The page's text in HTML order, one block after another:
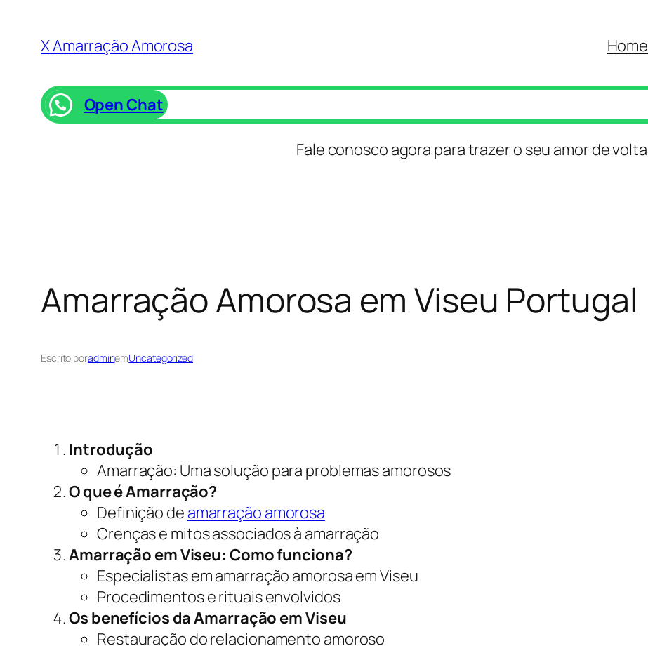
X Amarração Amorosa Home
Open Chat
Fale conosco agora para trazer o seu amor de volta
Amarração Amorosa em Viseu Portugal
Escrito poradminemUncategorized
Introdução
Amarração: Uma solução para problemas amorosos
O que é Amarração?
Definição de amarração amorosa
Crenças e mitos associados à amarração
Amarração em Viseu: Como funciona?
Especialistas em amarração amorosa em Viseu
Procedimentos e rituais envolvidos
Os benefícios da Amarração em Viseu
Restauração do relacionamento amoroso